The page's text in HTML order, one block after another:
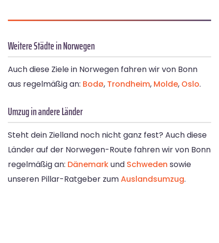
Weitere Städte in Norwegen
Auch diese Ziele in Norwegen fahren wir von Bonn
aus regelmäßig an: Bodø, Trondheim, Molde, Oslo.
Umzug in andere Länder
Steht dein Zielland noch nicht ganz fest? Auch diese
Länder auf der Norwegen-Route fahren wir von Bonn
regelmäßig an: Dänemarkund Schweden sowie
unseren Pillar-Ratgeber zumAuslandsumzug.